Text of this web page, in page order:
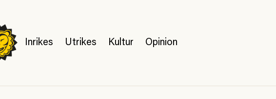
Inrikes Utrikes Kultur Opinion